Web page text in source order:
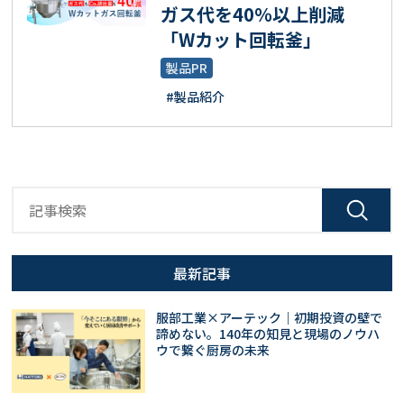
ガス代を40％以上削減
「Wカット回転釜」
製品PR
#製品紹介
最新記事
服部工業×アーテック｜初期投資の壁で
諦めない。140年の知見と現場のノウハ
ウで繋ぐ厨房の未来